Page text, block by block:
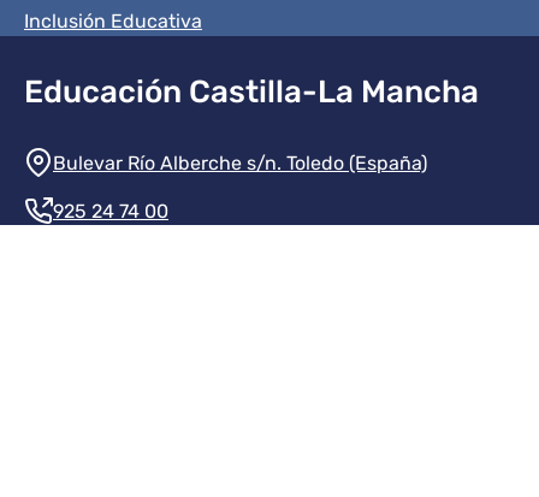
Inclusión Educativa
Educación Castilla-La Mancha
Información de la institución
Bulevar Río Alberche s/n. Toledo (España)
925 24 74 00